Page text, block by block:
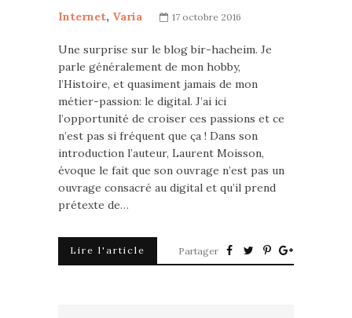
Internet, Varia 17 octobre 2016
Une surprise sur le blog bir-hacheim. Je
parle généralement de mon hobby,
l’Histoire, et quasiment jamais de mon
métier-passion: le digital. J’ai ici
l’opportunité de croiser ces passions et ce
n’est pas si fréquent que ça ! Dans son
introduction l’auteur, Laurent Moisson,
évoque le fait que son ouvrage n’est pas un
ouvrage consacré au digital et qu’il prend
prétexte de…
Lire l'article Partager